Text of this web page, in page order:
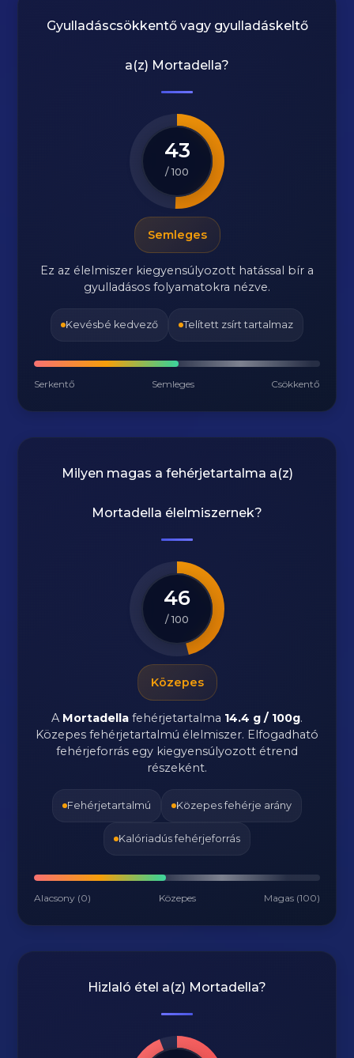
Gyulladáscsökkentő vagy gyulladáskeltő
a(z) Mortadella?
43
/ 100
Semleges
Ez az élelmiszer kiegyensúlyozott hatással bír a
gyulladásos folyamatokra nézve.
Kevésbé kedvező Telített zsírt tartalmaz
Serkentő Semleges Csökkentő
Milyen magas a fehérjetartalma a(z)
Mortadella élelmiszernek?
46
/ 100
Közepes
A Mortadella fehérjetartalma 14.4 g / 100g.
Közepes fehérjetartalmú élelmiszer. Elfogadható
fehérjeforrás egy kiegyensúlyozott étrend
részeként.
Fehérjetartalmú Közepes fehérje arány
Kalóriadús fehérjeforrás
Alacsony (0) Közepes Magas (100)
Hizlaló étel a(z) Mortadella?